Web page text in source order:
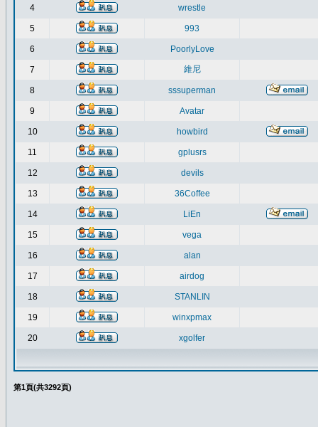
4 wrestle
5 993
6 PoorlyLove
7 維尼
8 sssuperman
9 Avatar
10 howbird
11 gplusrs
12 devils
13 36Coffee
14 LiEn
15 vega
16 alan
17 airdog
18 STANLIN
19 winxpmax
20 xgolfer
第1頁(共3292頁)